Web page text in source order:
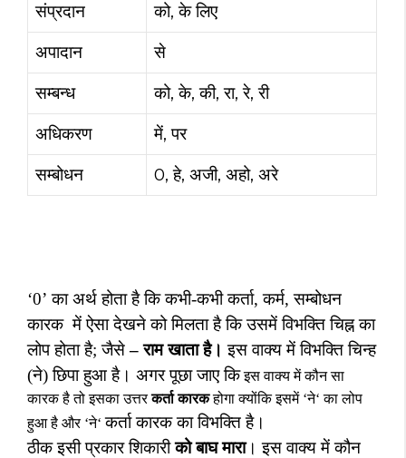
संप्रदान
को, के लिए
अपादान
से
सम्बन्ध
को, के, की, रा, रे, री
अधिकरण
में, पर
सम्बोधन
0, हे, अजी, अहो, अरे
‘0’का अर्थ होता है कि कभी-कभी कर्ता,कर्म,सम्बोधन
कारक में ऐसा देखने को मिलता है कि उसमें विभक्ति चिह्न का
लोप होता है;जैसे– राम खाता है।इस वाक्य में विभक्ति चिन्ह
(ने) छिपा हुआ है। अगर पूछा जाए किइस वाक्य में कौन सा
कारक है तो इसका उत्तर कर्ता कारक होगा क्योंकि इसमें ‘ने‘का लोप
हुआ है और ‘ने‘कर्ता कारक का विभक्ति है।
ठीक इसी प्रकार शिकारीको बाघ मारा।इस वाक्य में कौन